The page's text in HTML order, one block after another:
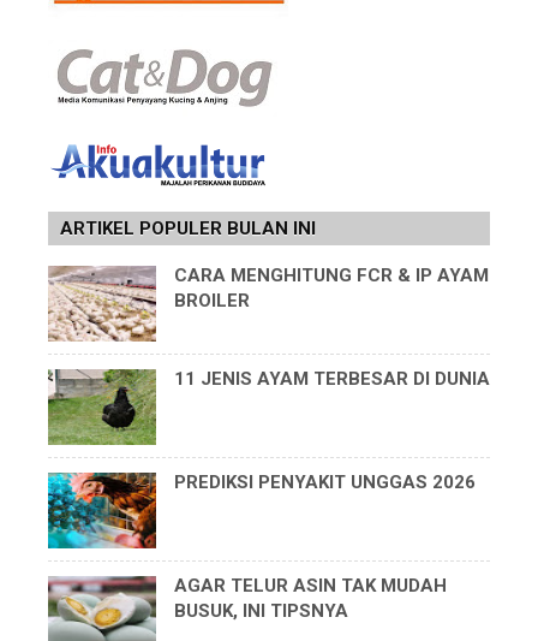
ARTIKEL POPULER BULAN INI
CARA MENGHITUNG FCR & IP AYAM
BROILER
11 JENIS AYAM TERBESAR DI DUNIA
PREDIKSI PENYAKIT UNGGAS 2026
AGAR TELUR ASIN TAK MUDAH
BUSUK, INI TIPSNYA